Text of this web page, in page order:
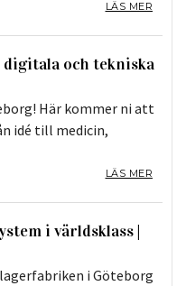
LÄS MER
och tekniska
Här kommer ni att
idé till medicin,
LÄS MER
i världsklass |
i Göteborg